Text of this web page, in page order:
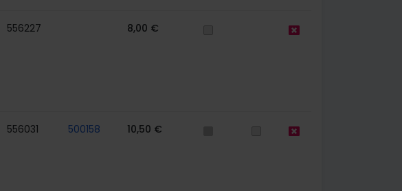
556227 8,00 €
556031 500158 10,50 €